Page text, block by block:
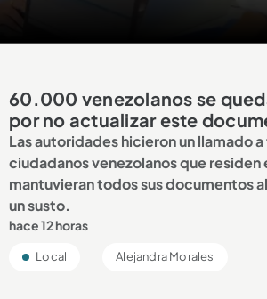
60.000 venezolanos se
por no actualizar este
Las autoridades hicieron un llamado
ciudadanos venezolanos que residen
mantuvieran todos sus documentos
un susto.
hace 12 horas
Local Alejandra Morales